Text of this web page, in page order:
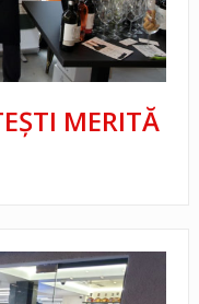
MERITĂ